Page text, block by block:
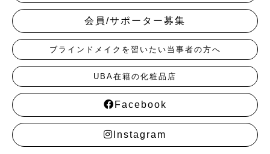
会員/サポーター募集
ブラインドメイクを習いたい当事者の方へ
UBA在籍の化粧品店
Facebook
Instagram